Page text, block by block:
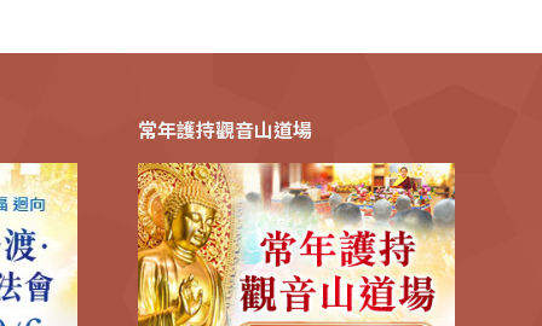
常年護持觀音山道場